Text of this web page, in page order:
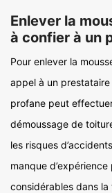
Enlever la
à confier à un
Pour enlever la
appel à un prestataire
profane peut
démoussage de
les risques
manque
considérables dans